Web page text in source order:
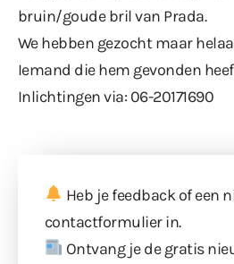
bruin/goude bril van Prada.
We hebben gezocht maar
Iemand die hem gevonden
Inlichtingen via: 06-20171690
Heb je feedback of een
contactformulierin.
Ontvang je de gratis